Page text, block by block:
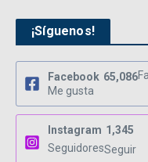
¡Síguenos!
Facebook 65,086
Me gusta
Instagram 1,345
SeguidoresSeguir